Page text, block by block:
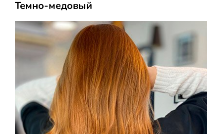
Темно-медовый